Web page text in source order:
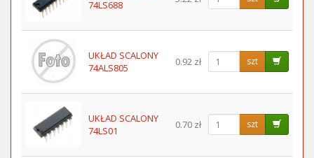
74LS688
UKŁAD SCALONY
74ALS805
0.92 zł szt
UKŁAD SCALONY
74LS01
0.70 zł szt